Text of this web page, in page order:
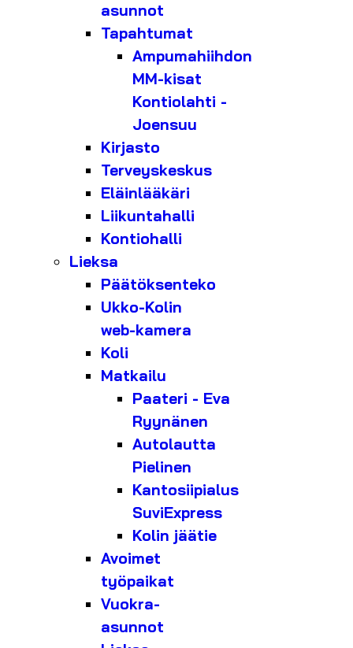
asunnot
Tapahtumat
Ampumahiihdon
MM-kisat
Kontiolahti -
Joensuu
Kirjasto
Terveyskeskus
Eläinlääkäri
Liikuntahalli
Kontiohalli
Lieksa
Päätöksenteko
Ukko-Kolin
web-kamera
Koli
Matkailu
Paateri - Eva
Ryynänen
Autolautta
Pielinen
Kantosiipialus
SuviExpress
Kolin jäätie
Avoimet
työpaikat
Vuokra-
asunnot